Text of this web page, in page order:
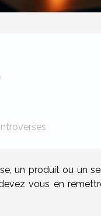
un produit ou un
vous en